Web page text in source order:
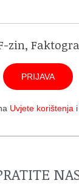
zin,
PRIJAVA
Uvjete korištenja i